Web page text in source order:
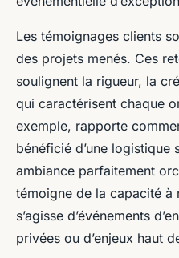
Les témoignages clients
des projets menés. Ces
soulignent la rigueur, la
qui caractérisent chaque
exemple, rapporte
bénéficié d’une logistique
ambiance parfaitement
témoigne de la capacité à
s’agisse d’événements
privées ou d’enjeux haut